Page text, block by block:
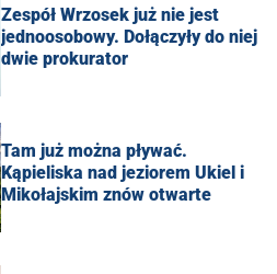
Zespół Wrzosek już nie jest
jednoosobowy. Dołączyły do niej
dwie prokurator
Tam już można pływać.
Kąpieliska nad jeziorem Ukiel i
Mikołajskim znów otwarte